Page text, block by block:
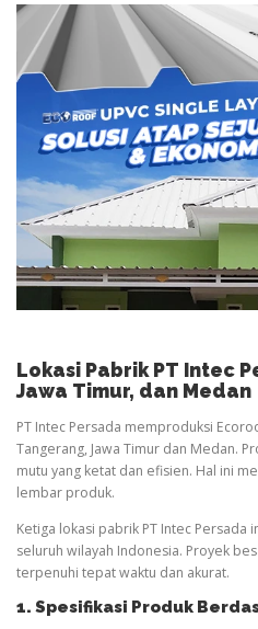
Lokasi Pabrik PT Intec
Jawa Timur, dan Medan
PT Intec Persada memproduksi
Tangerang, Jawa Timur dan Medan.
mutu yang ketat dan efisien. Hal ini
lembar produk.
Ketiga lokasi pabrik PT Intec Persada
seluruh wilayah Indonesia. Proyek
terpenuhi tepat waktu dan akurat.
1. Spesifikasi Produk